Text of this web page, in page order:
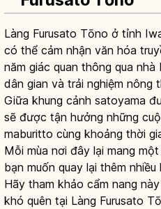
Làng Furusato Tōno ở tỉnh
có thể cảm nhận văn hóa
năm giác quan thông qua
dân gian và trải nghiệm nông
Giữa khung cảnh satoyama
sẽ được tận hưởng những
maburitto cùng khoảng thời
Mỗi mùa nơi đây lại mang
bạn muốn quay lại thêm nhiều
Hãy tham khảo cẩm nang
khó quên tại Làng Furusato